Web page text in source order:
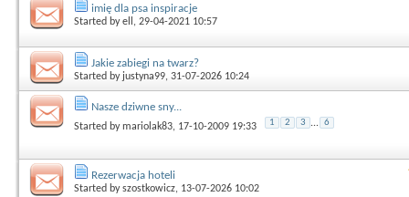
imię dla psa inspiracje
Started byell , 29-04-2021 10:57
Jakie zabiegi na twarz?
Started by justyna99, 31-07-2026 10:24
Nasze dziwne sny...
Started bymariolak83, 17-10-2009 19:33 1 2 3 ... 6
Rezerwacja hoteli
Started byszostkowicz, 13-07-2026 10:02